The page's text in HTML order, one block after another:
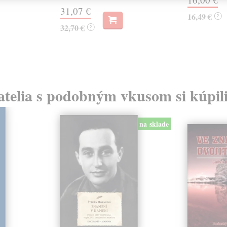
31,07 €
32,70 € ?
16,49 € ?
s podobným vkusom si
na sklade